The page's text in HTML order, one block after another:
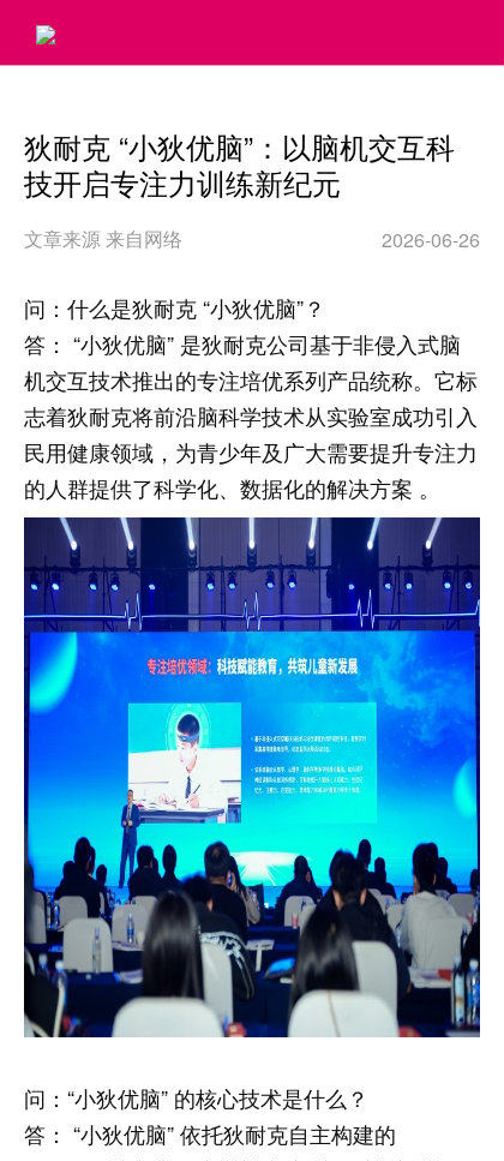
狄耐克 “小狄优脑”：以脑机交互科
技开启专注力训练新纪元
文章来源 来自网络 2026-06-26
问：什么是狄耐克 “小狄优脑”？
答： “小狄优脑” 是狄耐克公司基于非侵入式脑
机交互技术推出的专注培优系列产品统称。它标
志着狄耐克将前沿脑科学技术从实验室成功引入
民用健康领域，为青少年及广大需要提升专注力
的人群提供了科学化、数据化的解决方案 。
问：“小狄优脑” 的核心技术是什么？
答： “小狄优脑” 依托狄耐克自主构建的